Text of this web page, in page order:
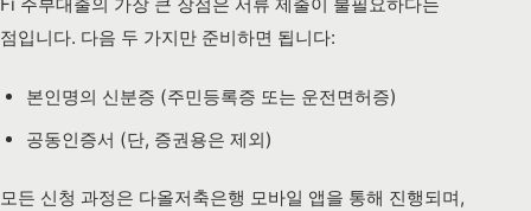
Fi 주부대출의 가장 큰 장점은 서류 제출이 불필요하다는
점입니다. 다음 두 가지만 준비하면 됩니다:
본인명의 신분증 (주민등록증 또는 운전면허증)
공동인증서 (단, 증권용은 제외)
모든 신청 과정은 다올저축은행 모바일 앱을 통해 진행되며,